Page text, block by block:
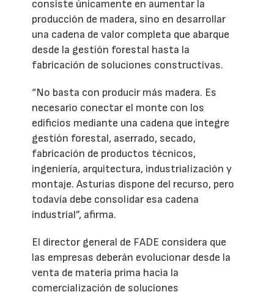
consiste únicamente en aumentar la
producción de madera, sino en desarrollar
una cadena de valor completa que abarque
desde la gestión forestal hasta la
fabricación de soluciones constructivas.
“No basta con producir más madera. Es
necesario conectar el monte con los
edificios mediante una cadena que integre
gestión forestal, aserrado, secado,
fabricación de productos técnicos,
ingeniería, arquitectura, industrialización y
montaje. Asturias dispone del recurso, pero
todavía debe consolidar esa cadena
industrial”, afirma.
El director general de FADE considera que
las empresas deberán evolucionar desde la
venta de materia prima hacia la
comercialización de soluciones